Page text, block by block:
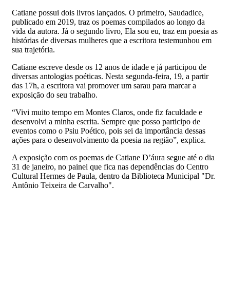
Catiane possui dois livros lançados. O primeiro, Saudadice,
publicado em 2019, traz os poemas compilados ao longo da
vida da autora. Já o segundo livro, Ela sou eu, traz em poesia as
histórias de diversas mulheres que a escritora testemunhou em
sua trajetória.
Catiane escreve desde os 12 anos de idade e já participou de
diversas antologias poéticas. Nesta segunda-feira, 19, a partir
das 17h, a escritora vai promover um sarau para marcar a
exposição do seu trabalho.
“Vivi muito tempo em Montes Claros, onde fiz faculdade e
desenvolvi a minha escrita. Sempre que posso participo de
eventos como o Psiu Poético, pois sei da importância dessas
ações para o desenvolvimento da poesia na região”, explica.
A exposição com os poemas de Catiane D’áura segue até o dia
31 de janeiro, no painel que fica nas dependências do Centro
Cultural Hermes de Paula, dentro da Biblioteca Municipal "Dr.
Antônio Teixeira de Carvalho".